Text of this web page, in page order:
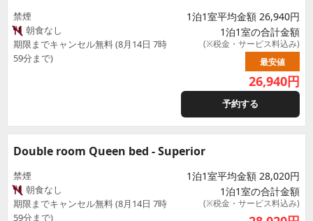
禁煙
朝食なし
期限までキャンセル無料 (8月14日 7時
59分まで)
1泊1室平均金額 26,940円
1泊1室の合計金額
(※税金・サービス料込み)
最安値
26,940円
予約する
Double room Queen bed - Superior
禁煙
朝食なし
期限までキャンセル無料 (8月14日 7時
59分まで)
1泊1室平均金額 28,020円
1泊1室の合計金額
(※税金・サービス料込み)